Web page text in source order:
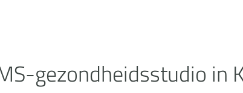
gezondheidsstudio in